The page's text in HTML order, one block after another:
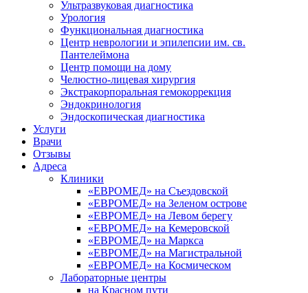
Ультразвуковая диагностика
Урология
Функциональная диагностика
Центр неврологии и эпилепсии им. св.
Пантелеймона
Центр помощи на дому
Челюстно-лицевая хирургия
Экстракорпоральная гемокоррекция
Эндокринология
Эндоскопическая диагностика
Услуги
Врачи
Отзывы
Адреса
Клиники
«ЕВРОМЕД» на Съездовской
«ЕВРОМЕД» на Зеленом острове
«ЕВРОМЕД» на Левом берегу
«ЕВРОМЕД» на Кемеровской
«ЕВРОМЕД» на Маркса
«ЕВРОМЕД» на Магистральной
«ЕВРОМЕД» на Космическом
Лабораторные центры
на Красном пути